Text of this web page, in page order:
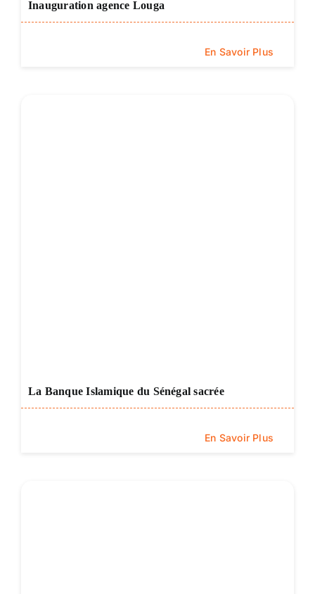
Inauguration agence Louga
En Savoir Plus
La Banque Islamique du Sénégal sacrée
En Savoir Plus